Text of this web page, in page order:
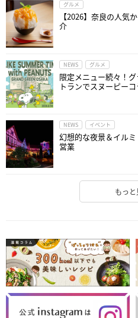
グルメ
【2026】奈良の人気
介
NEWS グルメ
限定メニュー続々！
トランでスヌーピー
NEWS イベント
幻想的な夜景＆イル
営業
もっと